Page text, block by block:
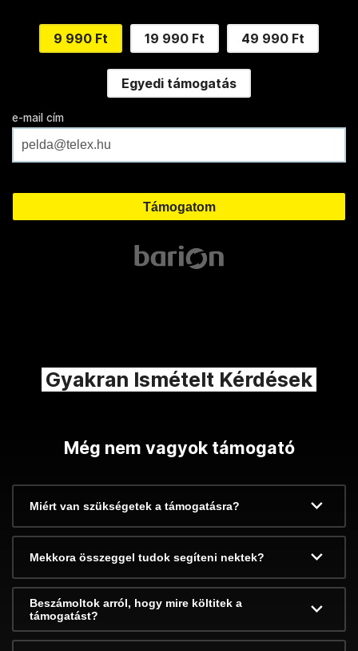
9 990 Ft 19 990 Ft 49 990 Ft
Egyedi támogatás
e-mail cím
Gyakran Ismételt Kérdések
Még nem vagyok támogató
Miért van szükségetek a támogatásra?
Mekkora összeggel tudok segíteni nektek?
Beszámoltok arról, hogy mire költitek a
támogatást?